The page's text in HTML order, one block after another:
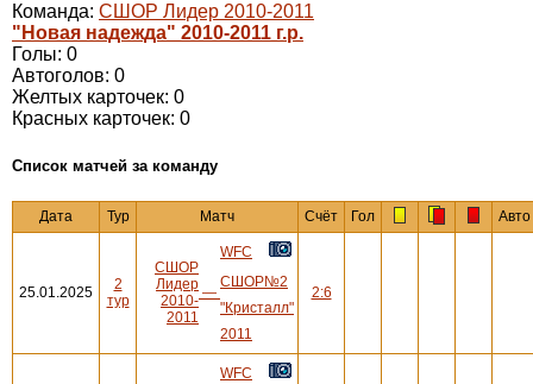
Команда: СШОР Лидер 2010-2011
"Новая надежда" 2010-2011 г.р.
Голы: 0
Автоголов: 0
Желтых карточек: 0
Красных карточек: 0
Cписок матчей за команду
Дата Тур Матч Счёт Гол Авто
25.01.2025
2
тур
СШОР
Лидер
2010-
2011
—
WFC
СШОР№2
"Кристалл"
2011
2:6
WFC